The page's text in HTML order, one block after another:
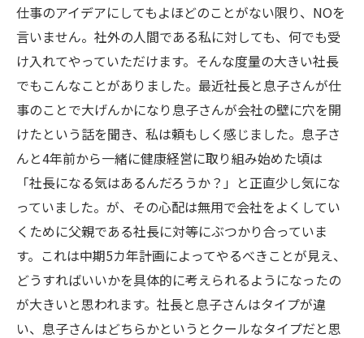
仕事のアイデアにしてもよほどのことがない限り、NOを
言いません。社外の人間である私に対しても、何でも受
け入れてやっていただけます。そんな度量の大きい社長
でもこんなことがありました。最近社長と息子さんが仕
事のことで大げんかになり息子さんが会社の壁に穴を開
けたという話を聞き、私は頼もしく感じました。息子さ
んと4年前から一緒に健康経営に取り組み始めた頃は
「社長になる気はあるんだろうか？」と正直少し気にな
っていました。が、その心配は無用で会社をよくしてい
くために父親である社長に対等にぶつかり合っていま
す。これは中期5カ年計画によってやるべきことが見え、
どうすればいいかを具体的に考えられるようになったの
が大きいと思われます。社長と息子さんはタイプが違
い、息子さんはどちらかというとクールなタイプだと思